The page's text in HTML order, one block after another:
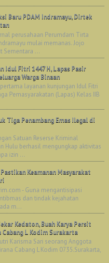
Baru PDAM Indramayu, Dirtek
perusahaan Perumdam Tirta
mulai memanas. Jojo
Sementara ...
Idul Fitri 1447 H, Lapas Pasir
Warga Binaan
layanan kunjungan Idul Fitri
Pemasyarakatan (Lapas) Kelas IIB
Tiga Penambang Emas Ilegal di
Satuan Reserse Kriminal
Hulu berhasil mengungkap aktivitas
izin ...
Keamanan Masyarakat
- Guna mengantisipasi
dan tindak kejahatan
m...
Kedaton, Buah Karya Persit
L Kodim Surakarta
Karisma Sari seorang Anggota
Cabang L Kodim 0735.Surakarta,